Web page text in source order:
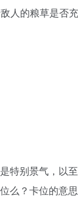
人的粮草是否
特别景气，以
么？卡位的意